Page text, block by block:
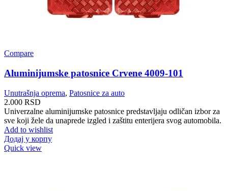
Compare
Aluminijumske patosnice Crvene 4009-101
Unutrašnja oprema, Patosnice za auto
2.000 RSD
Univerzalne aluminijumske patosnice predstavljaju odličan izbor za
sve koji žele da unaprede izgled i zaštitu enterijera svog automobila.
Add to wishlist
Додај у корпу
Quick view